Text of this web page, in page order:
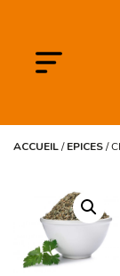
ACCUEIL/EPICES/